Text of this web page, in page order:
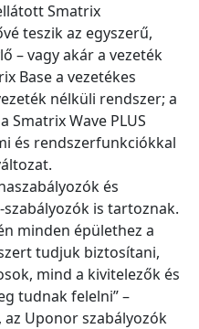
Smatrix
teszik az egyszerű,
– vagy akár a vezeték
Base a vezetékes
nélküli rendszer; a
Wave PLUS
és rendszerfunkciókkal
és
is tartoznak.
minden épülethez a
tudjuk biztosítani,
mind a kivitelezők és
tudnak felelni” –
az Uponor szabályozók